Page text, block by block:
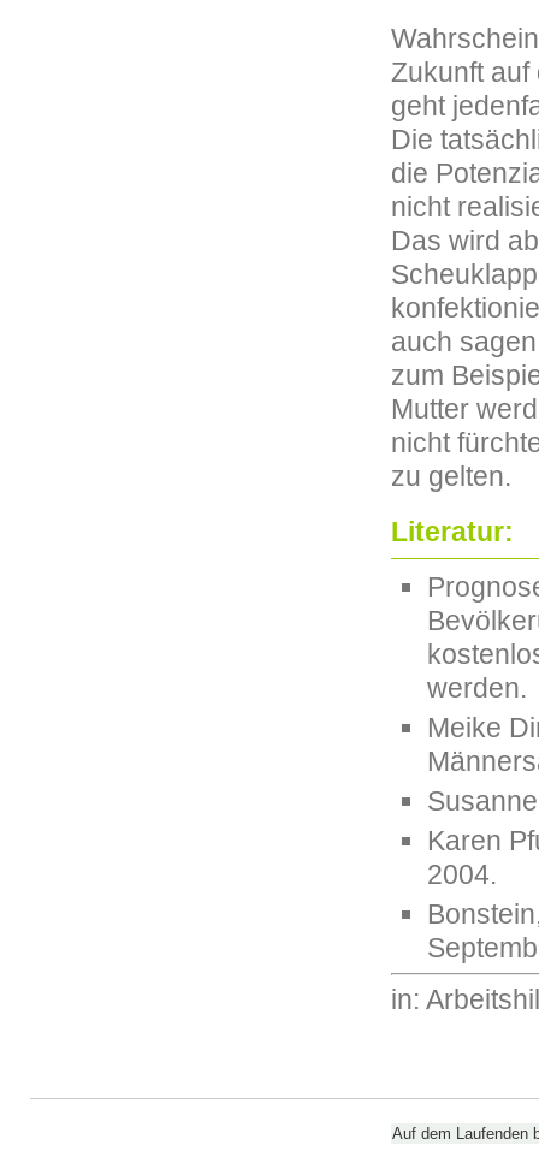
Zukunft auf
geht
Die
die
nicht
Das wird
auch
zum
Mutter
nicht
zu gelten.
Literatur:
werden.
Meike
Karen
2004.
in:
Auf dem Laufenden